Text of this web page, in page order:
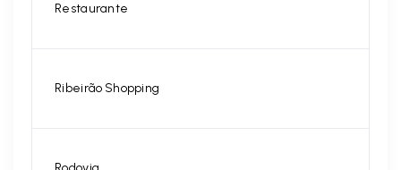
Restaurante
Ribeirão Shopping